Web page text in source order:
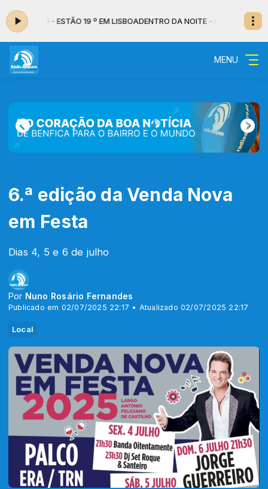
06:30 - ESTÃO 19 º EM LISBOADENTRO DA NOITE - MUSICAL das
MENU
6.ª edição da Venda Nova
em Festa
Dias 4, 5 e 6 de julho
Por Nuno Rosário Fernandes
Publicado em 02/07/2025 22:17 • Atualizado 02/07/2025 22:17
Local